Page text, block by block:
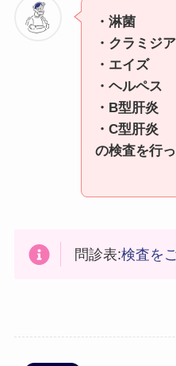
・淋菌
・クラミジア
・エイズ
・ヘルペス
・B型肝炎
・C型肝炎
の検査を行
問診表:検査を